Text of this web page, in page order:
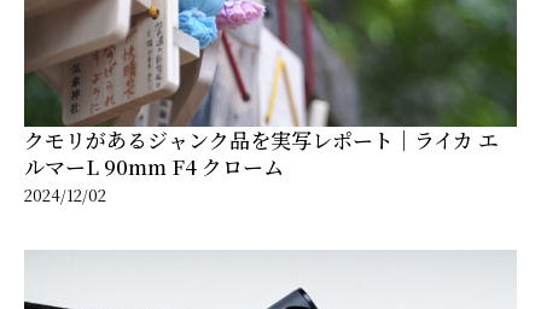
クモリがあるジャンク品を実写レポート｜ライカ エ
ルマーL 90mm F4 クローム
2024/12/02